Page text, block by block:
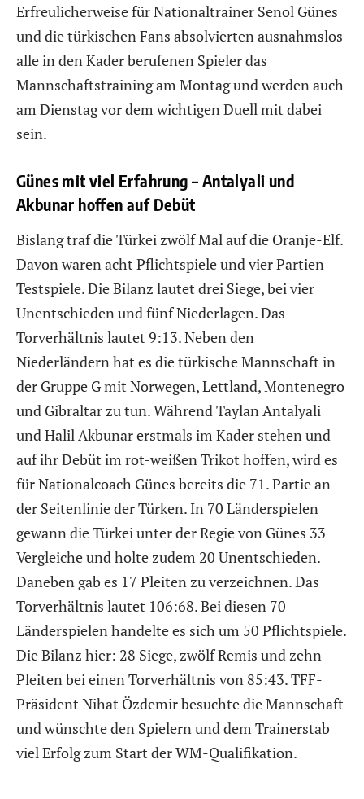
Erfreulicherweise für Nationaltrainer Senol Günes
und die türkischen Fans absolvierten ausnahmslos
alle in den Kader berufenen Spieler das
Mannschaftstraining am Montag und werden auch
am Dienstag vor dem wichtigen Duell mit dabei
sein.
Günes mit viel Erfahrung – Antalyali und
Akbunar hoffen auf Debüt
Bislang traf die Türkei zwölf Mal auf die Oranje-Elf.
Davon waren acht Pflichtspiele und vier Partien
Testspiele. Die Bilanz lautet drei Siege, bei vier
Unentschieden und fünf Niederlagen. Das
Torverhältnis lautet 9:13. Neben den
Niederländern hat es die türkische Mannschaft in
der Gruppe G mit Norwegen, Lettland, Montenegro
und Gibraltar zu tun. Während Taylan Antalyali
und Halil Akbunar erstmals im Kader stehen und
auf ihr Debüt im rot-weißen Trikot hoffen, wird es
für Nationalcoach Günes bereits die 71. Partie an
der Seitenlinie der Türken. In 70 Länderspielen
gewann die Türkei unter der Regie von Günes 33
Vergleiche und holte zudem 20 Unentschieden.
Daneben gab es 17 Pleiten zu verzeichnen. Das
Torverhältnis lautet 106:68. Bei diesen 70
Länderspielen handelte es sich um 50 Pflichtspiele.
Die Bilanz hier: 28 Siege, zwölf Remis und zehn
Pleiten bei einen Torverhältnis von 85:43. TFF-
Präsident Nihat Özdemir besuchte die Mannschaft
und wünschte den Spielern und dem Trainerstab
viel Erfolg zum Start der WM-Qualifikation.